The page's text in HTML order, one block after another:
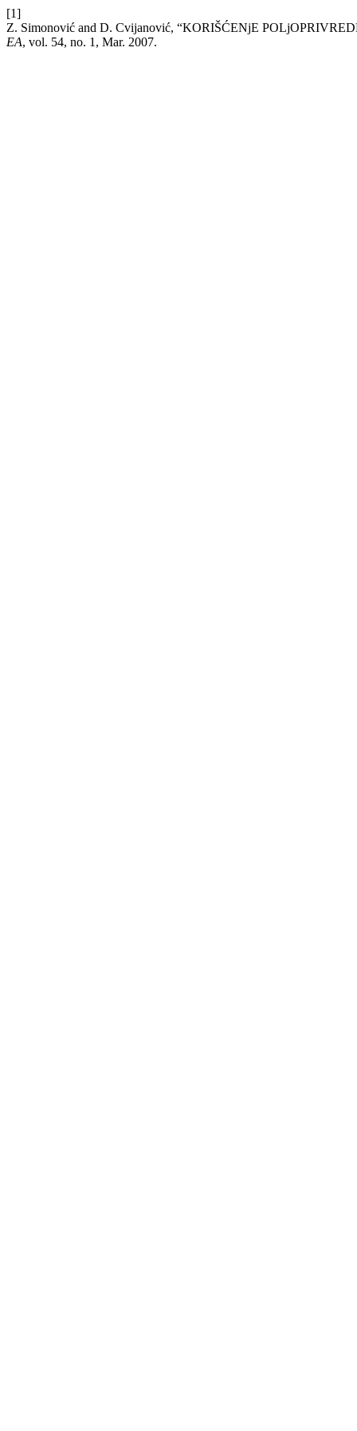
[1]
Z. Simonović and D. Cvijanović, “KORIŠĆENjE
EA, vol. 54, no. 1, Mar. 2007.